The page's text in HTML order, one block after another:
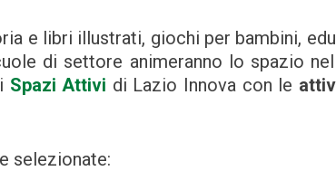
e libri illustrati, giochi per bambini,
di settore animeranno lo spazio
Spazi Attivi di Lazio Innova con le
selezionate: